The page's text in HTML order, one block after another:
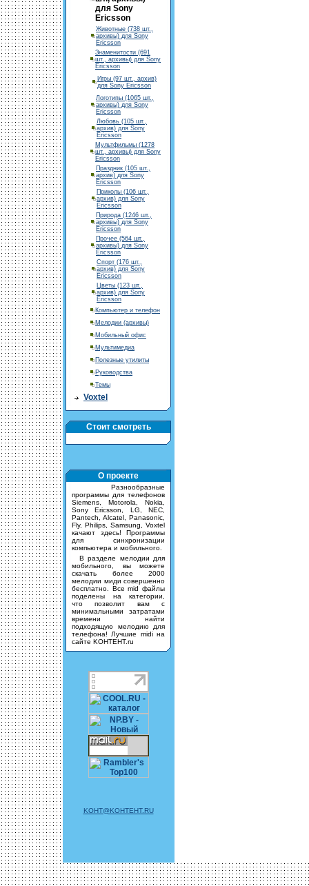
для Sony
Ericsson
Животные (738 шт.,
архивы) для Sony
Ericsson
Знаменитости (691
шт., архивы) для Sony
Ericsson
Игры (97 шт., архив)
для Sony Ericsson
Логотипы (1065 шт.,
архивы) для Sony
Ericsson
Любовь (105 шт.,
архив) для Sony
Ericsson
Мультфильмы (1278
шт., архивы) для Sony
Ericsson
Праздник (105 шт.,
архив) для Sony
Ericsson
Приколы (106 шт.,
архив) для Sony
Ericsson
Природа (1246 шт.,
архивы) для Sony
Ericsson
Прочее (564 шт.,
архивы) для Sony
Ericsson
Спорт (176 шт.,
архив) для Sony
Ericsson
Цветы (123 шт.,
архив) для Sony
Ericsson
Компьютер и телефон
Мелодии (архивы)
Мобильный офис
Мультимедиа
Полезные утилиты
Руководства
Темы
Voxtel
Стоит смотреть
О проекте
Разнообразные
программы для телефонов
Siemens, Motorola, Nokia,
Sony Ericsson, LG, NEC,
Pantech, Alcatel, Panasonic,
Fly, Philips, Samsung, Voxtel
качают здесь! Программы
для синхронизации
компьютера и мобильного.
В разделе мелодии для
мобильного, вы можете
скачать более 2000
мелодии миди совершенно
бесплатно. Все mid файлы
поделены на категории,
что позволит вам с
минимальными затратами
времени найти
подходящую мелодию для
телефона! Лучшие midi на
сайте KOHTEHT.ru
KOHT@KOHTEHT.RU